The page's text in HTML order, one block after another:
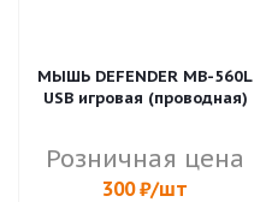
МЫШЬ DEFENDER MB-560L
USB игровая (проводная)
Розничная цена
300₽/шт